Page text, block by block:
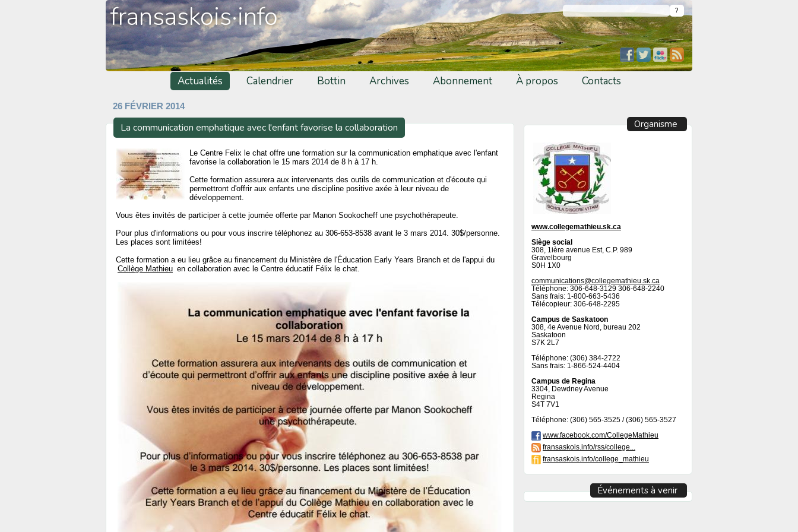
fransaskois·info
Actualités Calendrier Bottin Archives Abonnement À propos Contacts
26 FÉVRIER 2014
La communication emphatique avec l'enfant favorise la collaboration
Le Centre Felix le chat offre une formation sur la communication emphatique avec l'enfant
favorise la collaboration le 15 mars 2014 de 8 h à 17 h.
Cette formation assurera aux intervenants des outils de communication et d'écoute qui
permettront d'offrir aux enfants une discipline positive axée à leur niveau de
développement.
Vous êtes invités de participer à cette journée offerte par Manon Sookocheff une psychothérapeute.
Pour plus d'informations ou pour vous inscrire téléphonez au 306-653-8538 avant le 3 mars 2014. 30$/personne.
Les places sont limitées!
Cette formation a eu lieu grâce au financement du Ministère de l'Éducation Early Years Branch et de l'appui du
Collège Mathieu en collaboration avec le Centre éducatif Félix le chat.
Organisme
www.collegemathieu.sk.ca
Siège social
308, 1ière avenue Est, C.P. 989
Gravelbourg
S0H 1X0
communications@collegemathieu.sk.ca
Téléphone: 306-648-3129 306-648-2240
Sans frais: 1-800-663-5436
Télécopieur: 306-648-2295
Campus de Saskatoon
308, 4e Avenue Nord, bureau 202
Saskatoon
S7K 2L7
Téléphone: (306) 384-2722
Sans frais: 1-866-524-4404
Campus de Regina
3304, Dewdney Avenue
Regina
S4T 7V1
Téléphone: (306) 565-3525 / (306) 565-3527
www.facebook.com/CollegeMathieu
fransaskois.info/rss/college...
fransaskois.info/college_mathieu
Événements à venir